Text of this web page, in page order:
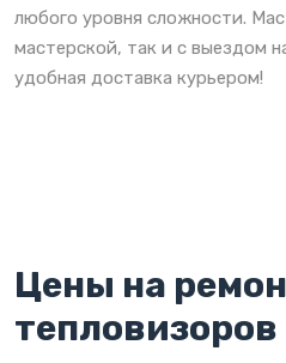
любого уровня сложности.
мастерской, так и с выездом
удобная доставка курьером!
Цены на